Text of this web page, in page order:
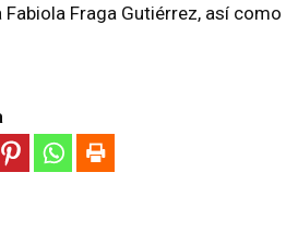
Fabiola Fraga Gutiérrez, así